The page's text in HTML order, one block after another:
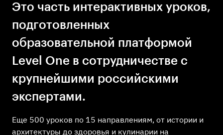
Это часть интерактивных уроков,
подготовленных
образовательной платформой
Level One в сотрудничестве с
крупнейшими российскими
экспертами.
Еще 500 уроков по 15 направлениям, от истории и
архитектуры до здоровья и кулинарии на